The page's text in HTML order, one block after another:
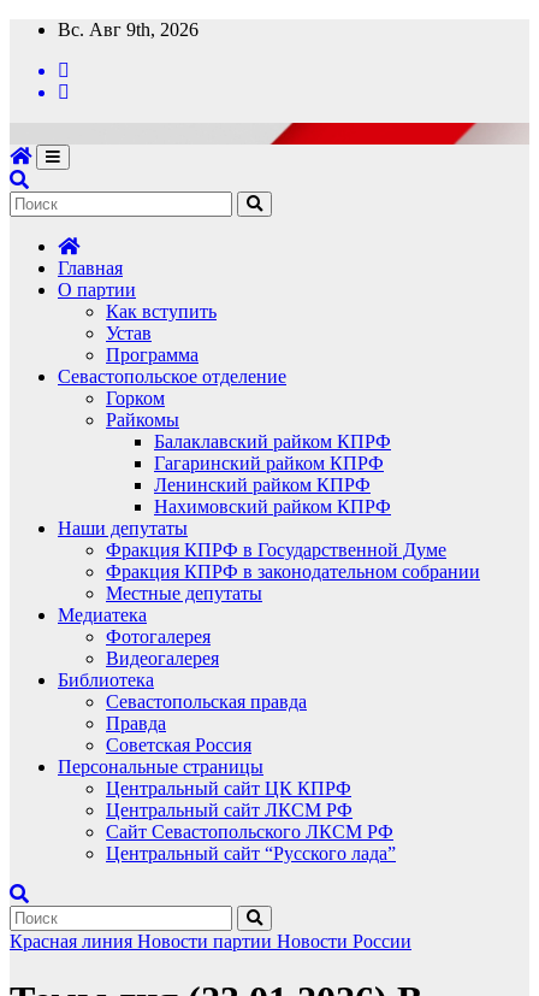
Перейти
содержимому
Вс. Авг 9th, 2026
Главная
О партии
Как вступить
Устав
Программа
Севастопольское отделение
Горком
Райкомы
Балаклавский райком КПРФ
Гагаринский райком КПРФ
Ленинский райком КПРФ
Нахимовский райком КПРФ
Наши депутаты
Фракция КПРФ в Государственной Думе
Фракция КПРФ в законодательном собрании
Местные депутаты
Медиатека
Фотогалерея
Видеогалерея
Библиотека
Севастопольская правда
Правда
Советская Россия
Персональные страницы
Центральный сайт ЦК КПРФ
Центральный сайт ЛКСМ РФ
Сайт Севастопольского ЛКСМ РФ
Центральный сайт “Русского лада”
Красная линия Новости партии Новости России